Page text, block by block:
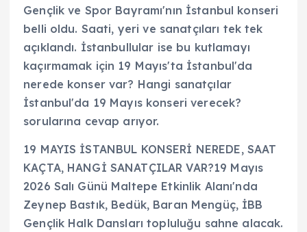
Gençlik ve Spor Bayramı'nın İstanbul konseri
belli oldu. Saati, yeri ve sanatçıları tek tek
açıklandı. İstanbullular ise bu kutlamayı
kaçırmamak için 19 Mayıs'ta İstanbul'da
nerede konser var? Hangi sanatçılar
İstanbul'da 19 Mayıs konseri verecek?
sorularına cevap arıyor.
19 MAYIS İSTANBUL KONSERİ NEREDE, SAAT
KAÇTA, HANGİ SANATÇILAR VAR?19 Mayıs
2026 Salı Günü Maltepe Etkinlik Alanı'nda
Zeynep Bastık, Bedük, Baran Mengüç, İBB
Gençlik Halk Dansları topluluğu sahne alacak.